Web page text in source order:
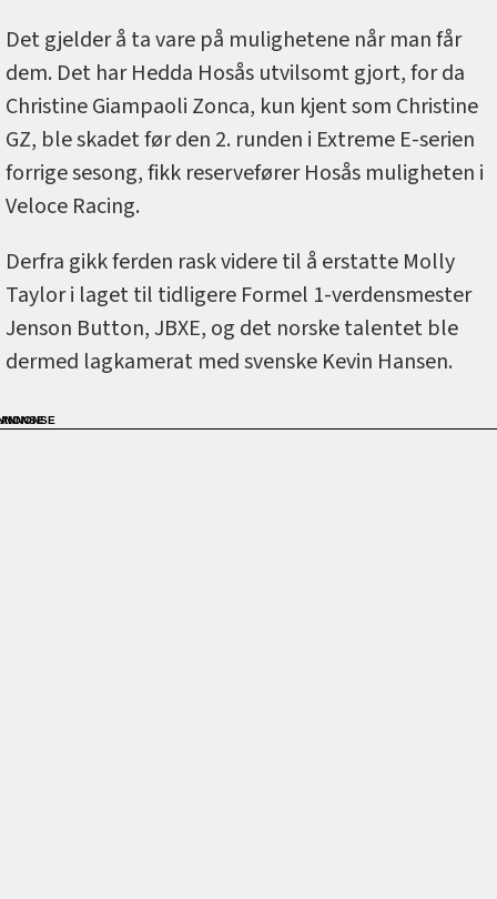
Det gjelder å ta vare på mulighetene når man får
dem. Det har Hedda Hosås utvilsomt gjort, for da
Christine Giampaoli Zonca, kun kjent som Christine
GZ, ble skadet før den 2. runden i Extreme E-serien
forrige sesong, fikk reservefører Hosås muligheten i
Veloce Racing.
Derfra gikk ferden rask videre til å erstatte Molly
Taylor i laget til tidligere Formel 1-verdensmester
Jenson Button, JBXE, og det norske talentet ble
dermed lagkamerat med svenske Kevin Hansen.